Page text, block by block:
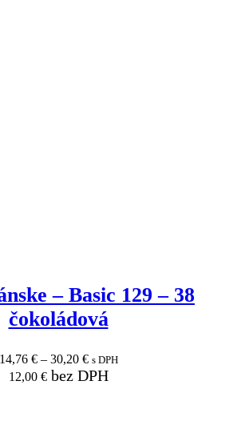
– Basic 129 – 38
čokoládová
14,76 € – 30,20 € s DPH
12,00 €bez DPH